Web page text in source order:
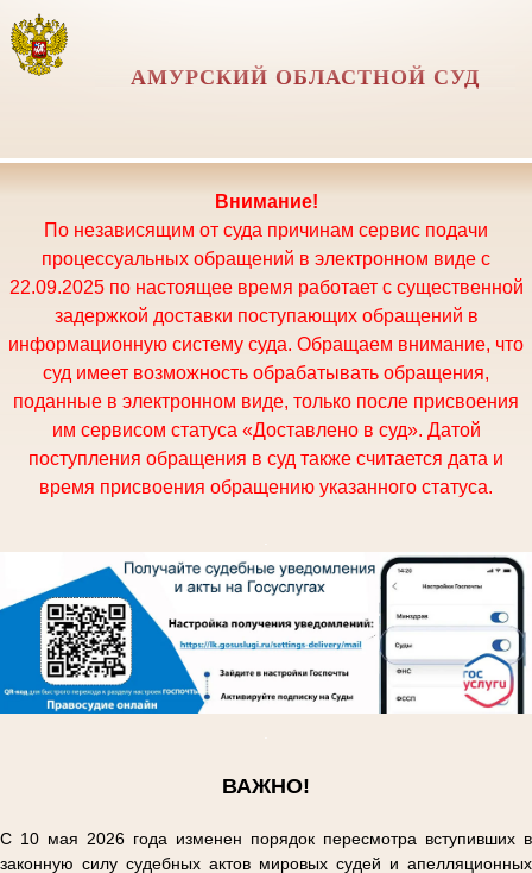
АМУРСКИЙ ОБЛАСТНОЙ СУД
Внимание!
По независящим от суда причинам сервис подачи
процессуальных обращений в электронном виде с
22.09.2025 по настоящее время работает с существенной
задержкой доставки поступающих обращений в
информационную систему суда. Обращаем внимание, что
суд имеет возможность обрабатывать обращения,
поданные в электронном виде, только после присвоения
им сервисом статуса «Доставлено в суд». Датой
поступления обращения в суд также считается дата и
время присвоения обращению указанного статуса.
ВАЖНО!
С 10 мая 2026 года изменен порядок пересмотра вступивших в
законную силу судебных актов мировых судей и апелляционных